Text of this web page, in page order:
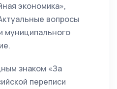
экономика»,
вопросы
муниципального
знаком «За
переписи